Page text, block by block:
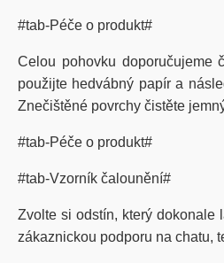
#tab-Péče o produkt#
Celou pohovku doporučujeme
použijte hedvábný papír a
Znečištěné povrchy čistěte
#tab-Péče o produkt#
#tab-Vzorník čalounění#
Zvolte si odstín, který dokonale
zákaznickou podporu na chatu,